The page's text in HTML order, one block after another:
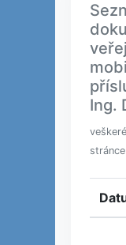
Ing.